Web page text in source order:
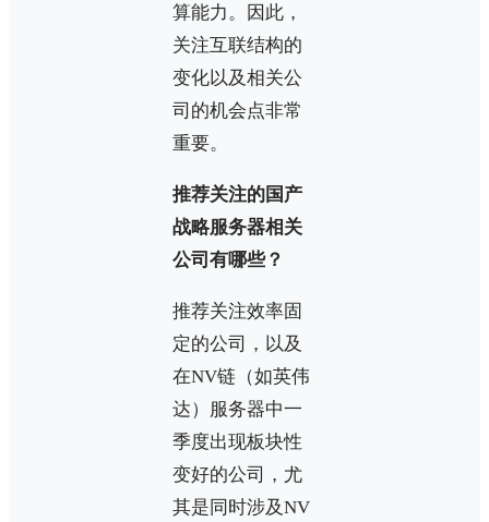
算能力。因此，
关注互联结构的
变化以及相关公
司的机会点非常
重要。
推荐关注的国产
战略服务器相关
公司有哪些？
推荐关注效率固
定的公司，以及
在NV链（如英伟
达）服务器中一
季度出现板块性
变好的公司，尤
其是同时涉及NV